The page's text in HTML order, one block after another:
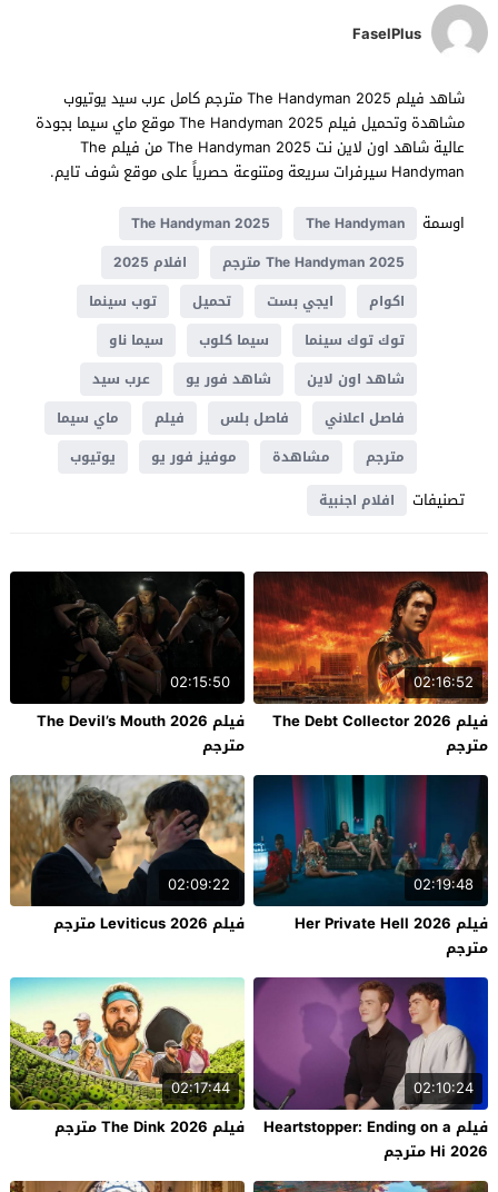
FaselPlus
شاهد فيلم The Handyman 2025 مترجم كامل عرب سيد يوتيوب
مشاهدة وتحميل فيلم The Handyman 2025 موقع ماي سيما بجودة
عالية شاهد اون لاين نت The Handyman 2025 من فيلم The
Handyman سيرفرات سريعة ومتنوعة حصرياً على موقع شوف تايم.
اوسمة
The Handyman
The Handyman 2025
The Handyman 2025 مترجم
افلام 2025
اكوام
ايجي بست تحميل
توب سينما
توك توك سينما
سيما كلوب
سيما ناو
شاهد اون لاين
شاهد فور يو
عرب سيد
فاصل اعلاني
فاصل بلس فيلم
ماي سيما
مترجم
مشاهدة موفيز فور يو يوتيوب
تصنيفات افلام اجنبية
02:16:52
فيلم The Debt Collector 2026
مترجم
02:15:50
فيلم The Devil’s Mouth 2026
مترجم
02:19:48
فيلم Her Private Hell 2026
مترجم
02:09:22
فيلم Leviticus 2026 مترجم
02:10:24
فيلم Heartstopper: Ending on a
Hi 2026 مترجم
02:17:44
فيلم The Dink 2026 مترجم